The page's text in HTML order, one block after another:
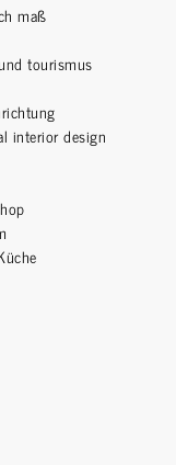
maß
tourismus
interior design